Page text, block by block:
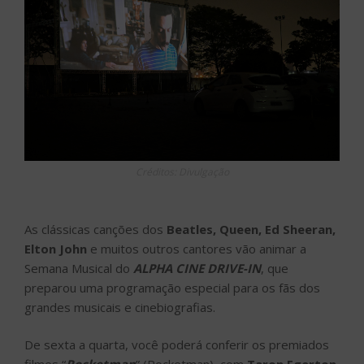
As clássicas canções dos Beatles, Queen, Ed Sheeran,
Elton John e muitos outros cantores vão animar a
Semana Musical do ALPHA CINE DRIVE-IN, que
preparou uma programação especial para os fãs dos
grandes musicais e cinebiografias.
De sexta a quarta, você poderá conferir os premiados